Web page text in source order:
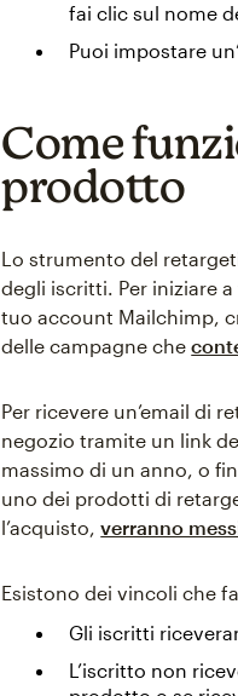
fai clic sul nome
Puoi impostare
Come
prodotto
Lo strumento del
degli iscritti. Per iniziare
tuo account Mailchimp,
delle campagne che
Per ricevere un’email di
negozio tramite un link
massimo di un anno, o
uno dei prodotti di
l’acquisto,verranno
Esistono dei vincoli che
Gli iscritti
L’iscritto non